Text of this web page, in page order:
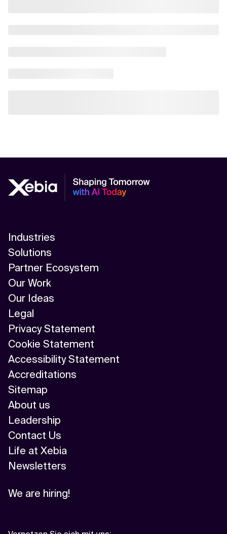
Industries
Solutions
Partner Ecosystem
Our Work
Our Ideas
Legal
Privacy Statement
Cookie Statement
Accessibility Statement
Accreditations
Sitemap
About us
Leadership
Contact Us
Life at Xebia
Newsletters
We are hiring!